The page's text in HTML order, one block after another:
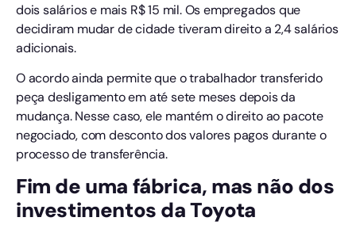
dois salários e mais R$ 15 mil. Os empregados que
decidiram mudar de cidade tiveram direito a 2,4 salários
adicionais.
O acordo ainda permite que o trabalhador transferido
peça desligamento em até sete meses depois da
mudança. Nesse caso, ele mantém o direito ao pacote
negociado, com desconto dos valores pagos durante o
processo de transferência.
Fim de uma fábrica, mas não dos
investimentos da Toyota